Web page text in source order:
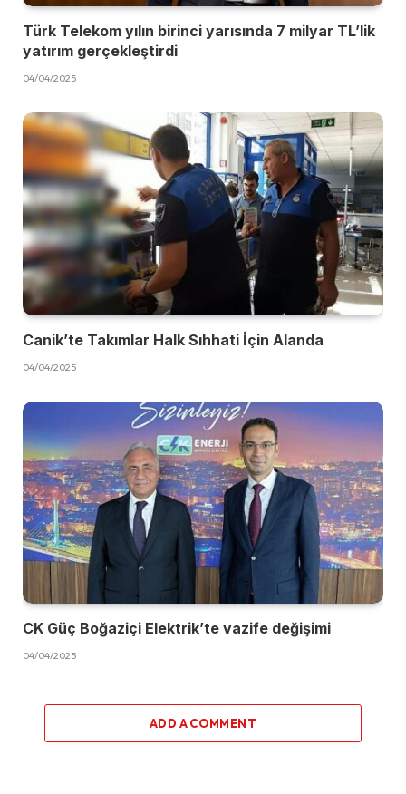
Türk Telekom yılın birinci yarısında 7 milyar TL’lik
yatırım gerçekleştirdi
04/04/2025
Canik’te Takımlar Halk Sıhhati İçin Alanda
04/04/2025
CK Güç Boğaziçi Elektrik’te vazife değişimi
04/04/2025
ADD A COMMENT